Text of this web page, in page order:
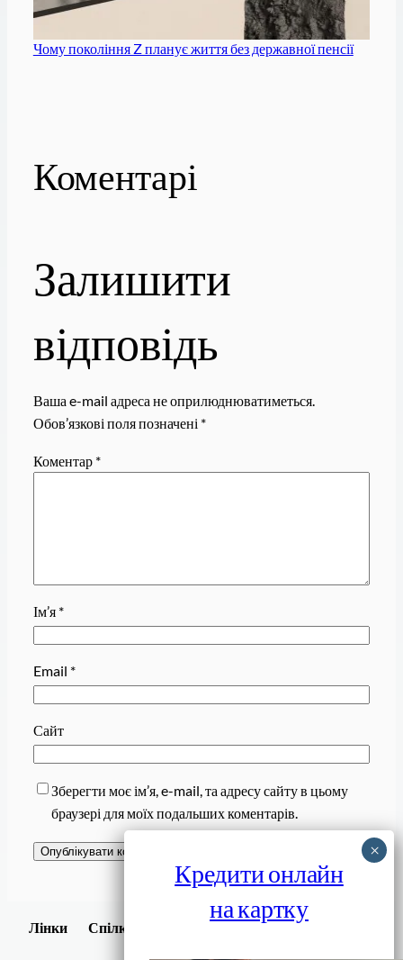
Чому покоління Z планує життя без державної пенсії
Коментарі
Залишити
відповідь
Ваша e-mail адреса не оприлюднюватиметься.
Обов’язкові поля позначені *
Коментар *
Ім’я *
Email *
Сайт
Зберегти моє ім’я, e-mail, та адресу сайту в цьому
браузері для моїх подальших коментарів.
Лінки Спілки
Завантажити
Кредити онлайн
на картку